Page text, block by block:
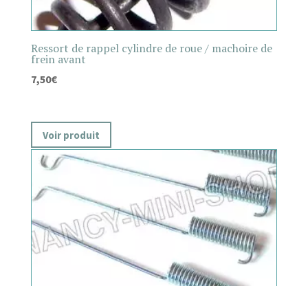
Ressort de rappel cylindre de roue / machoire de
frein avant
7,50€
Voir produit